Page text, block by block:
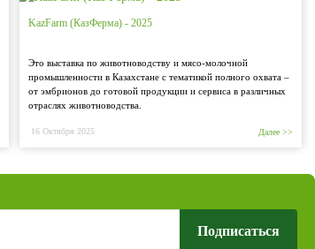
KazFarm (КазФерма) - 2025
Это выставка по животноводству и мясо-молочной
промышленности в Казахстане с тематикой полного охвата –
от эмбрионов до готовой продукции и сервиса в различных
отраслях животноводства.
16 Октября 2025 Далее >>
Подписаться